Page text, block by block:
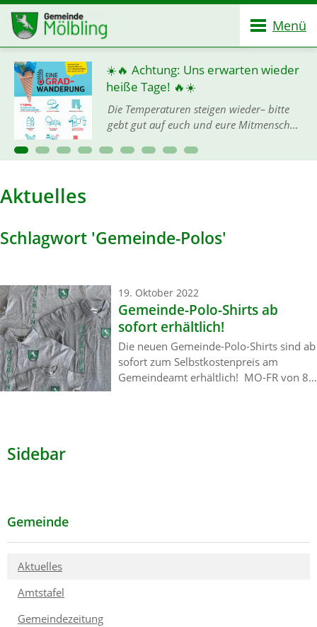
Menü
☀️🔥 Achtung: Uns erwarten wieder
heiße Tage! 🔥☀️
Die Temperaturen steigen wieder– bitte
gebt gut auf euch und eure Mitmenschen
spaßen! 🙏💦 Damit ihr gut und gesund
Aktuelles
Schlagwort 'Gemeinde-Polos'
19. Oktober 2022
Gemeinde-Polo-Shirts ab
sofort erhältlich!
Die neuen Gemeinde-Polo-Shirts sind ab
sofort zum Selbstkostenpreis am
Gemeindeamt erhältlich! MO-FR von 8-
Sidebar
Gemeinde
Aktuelles
Amtstafel
Gemeindezeitung